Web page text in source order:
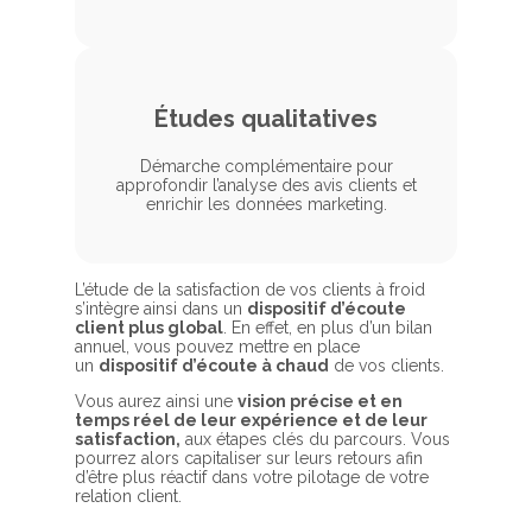
Études qualitatives
Démarche complémentaire pour
approfondir l’analyse des avis clients et
enrichir les données marketing.
L’étude de la satisfaction de vos clients à froid
s’intègre ainsi dans un dispositif d’écoute
client plus global . En effet, en plus d’un bilan
annuel, vous pouvez mettre en place
un dispositif d’écoute à chaud de vos clients.
Vous aurez ainsi unevision précise et en
temps réel de leur expérience et de leur
satisfaction, aux étapes clés du parcours. Vous
pourrez alors capitaliser sur leurs retours afin
d’être plus réactif dans votre pilotage de votre
relation client.